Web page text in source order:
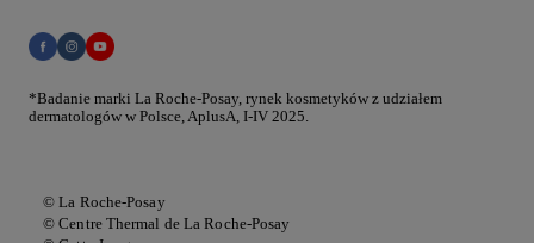
*Badanie marki La Roche-Posay, rynek kosmetyków z udziałem
dermatologów w Polsce, AplusA, I-IV 2025.
© La Roche-Posay
© Centre Thermal de La Roche-Posay